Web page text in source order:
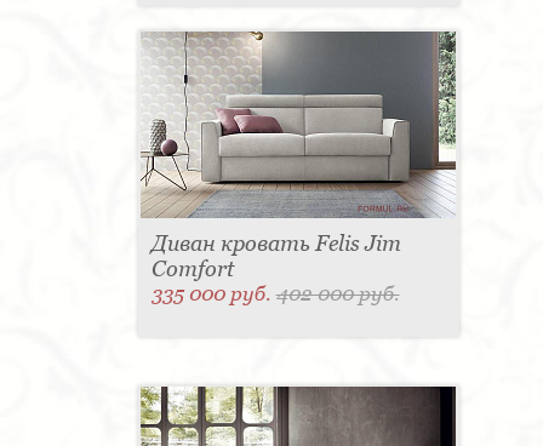
Диван кровать Felis Jim
Comfort
335 000 руб.402 000 руб.